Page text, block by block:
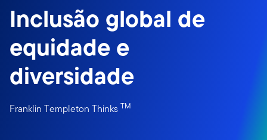
Inclusão global de
equidade e
diversidade
Franklin Templeton Thinks TM